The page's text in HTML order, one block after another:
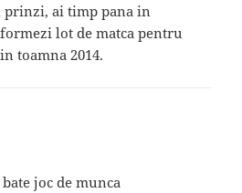
prinzi, ai timp pana in
lot de matca pentru
toamna 2014.
joc de munca